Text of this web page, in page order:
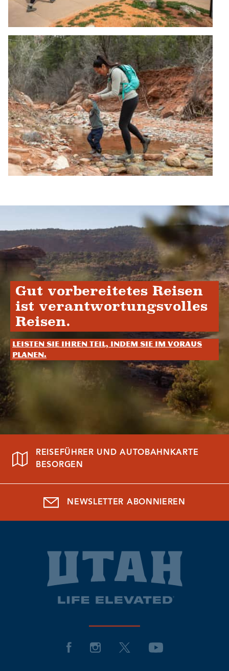
Gut vorbereitetes Reisen
ist verantwortungsvolles
Reisen.
Leisten Sie Ihren Teil, indem Sie im Voraus
planen.
REISEFÜHRER UND AUTOBAHNKARTE
BESORGEN
NEWSLETTER ABONNIEREN